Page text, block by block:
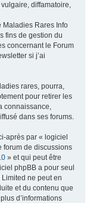
diffamatoire,
Maladies Rares Info
fins de gestion du
concernant le Forum
si j’ai
rares, pourra,
pour retirer les
connaissance,
dans ses forums.
après par « logiciel
forum de discussions
» et qui peut être
phpBB a pour seul
ne peut en
et du contenu que
d’informations